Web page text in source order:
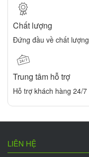
Chất lượng
Đứng đầu về chất lượng
Trung tâm hỗ trợ
Hỗ trợ khách hàng 24/7
LIÊN HỆ